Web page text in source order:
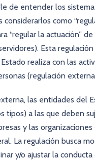
de entender los
como
“regular la actuación”
Esta
realiza con las
(regulación
las entidades del
tipos) a las que deben
y las organizaciones
La regulación busca
y/o ajustar la